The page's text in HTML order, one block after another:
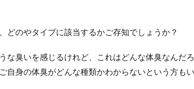
どのやタイプに該当するかご存知でしょうか？
な臭いを感じるけれど、これはどんな体臭なんだ
自身の体臭がどんな種類かわからないという方も